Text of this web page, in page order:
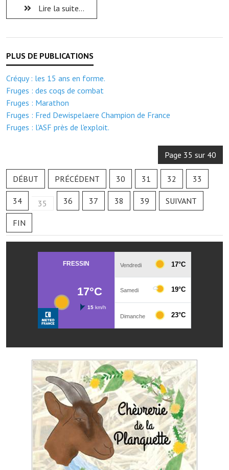
Projets et travaux en cours
Procès verbaux des conseils municipaux
Communication
Le bulletin municipal : Fressinfo & Le Fressinois
Toutes les publications
Le village dans l'intercommunalité
Les réseaux partenaires
L'association des maires
L'office de tourisme
Le conseil départemental
VILLE PRATIQUE
Services publics intercommunaux
Affaires scolaires, CCAS
France Renov
Déchets ménagers, tri sélectif, encombrants
Services publics communaux
Démarches administratives
Urbanisme
Lire la suite...
Créquy : les 15 ans en forme.
Fruges : des coqs de combat
Fruges : Marathon
Fruges : Fred Dewispelaere Champion de France
Fruges : l'ASF près de l'exploit.
Page 35 sur 40
DÉBUT PRÉCÉDENT 30 31 32 33
34 35 36 37 38 39 SUIVANT
FIN